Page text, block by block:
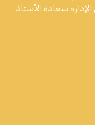
سعادة الأستاذ